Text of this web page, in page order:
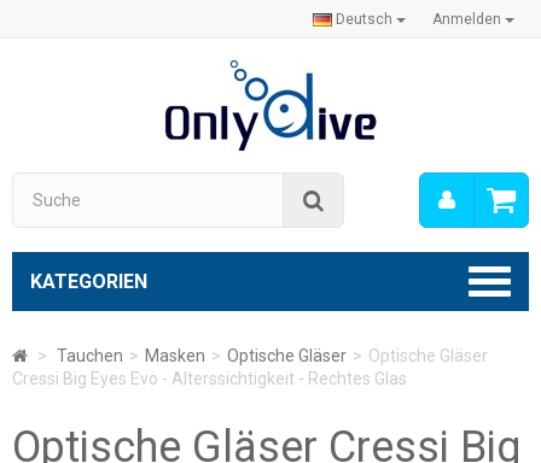
Anmelden
Deutsch
Mein
Konto
KATEGORIEN
> Tauchen > Masken > Optische Gläser > Optische Gläser
Cressi Big Eyes Evo - Alterssichtigkeit - Rechtes Glas
Optische Gläser Cressi Big